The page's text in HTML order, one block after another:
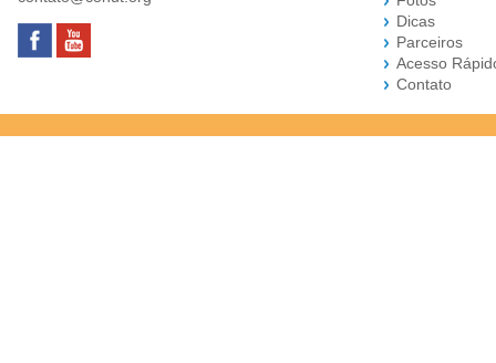
Dicas
Parceiros
Acesso
Contato